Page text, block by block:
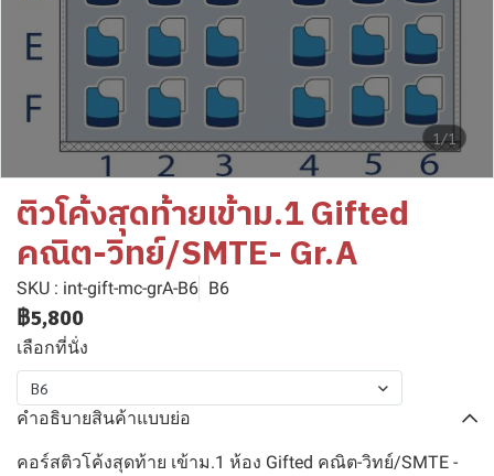
1/1
ติวโค้งสุดท้ายเข้าม.1 Gifted
คณิต-วิทย์/SMTE- Gr.A
SKU : int-gift-mc-grA-B6 B6
฿5,800
เลือกที่นั่ง
B6
คำอธิบายสินค้าแบบย่อ
คอร์สติวโค้งสุดท้าย เข้าม.1 ห้อง Gifted คณิต-วิทย์/SMTE -